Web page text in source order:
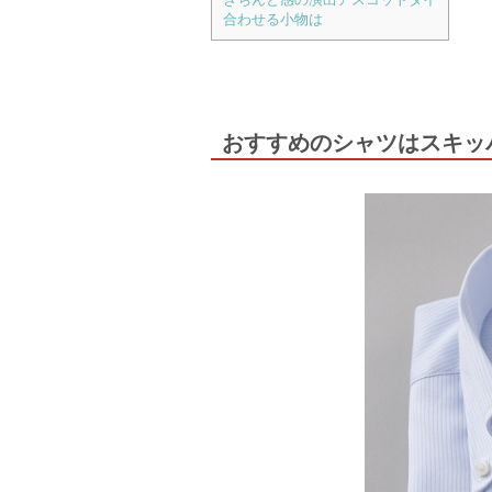
合わせる小物は
おすすめのシャツはスキッ